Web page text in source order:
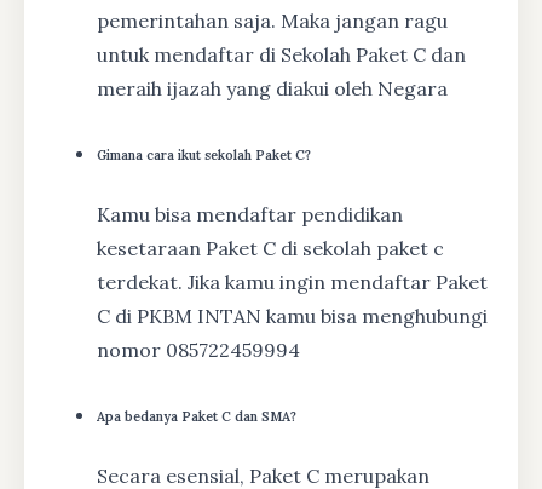
pemerintahan saja. Maka jangan ragu
untuk mendaftar di Sekolah Paket C dan
meraih ijazah yang diakui oleh Negara
Gimana cara ikut sekolah Paket C?
Kamu bisa mendaftar pendidikan
kesetaraan Paket C di sekolah paket c
terdekat. Jika kamu ingin mendaftar Paket
C di PKBM INTAN kamu bisa menghubungi
nomor 085722459994
Apa bedanya Paket C dan SMA?
Secara esensial, Paket C merupakan